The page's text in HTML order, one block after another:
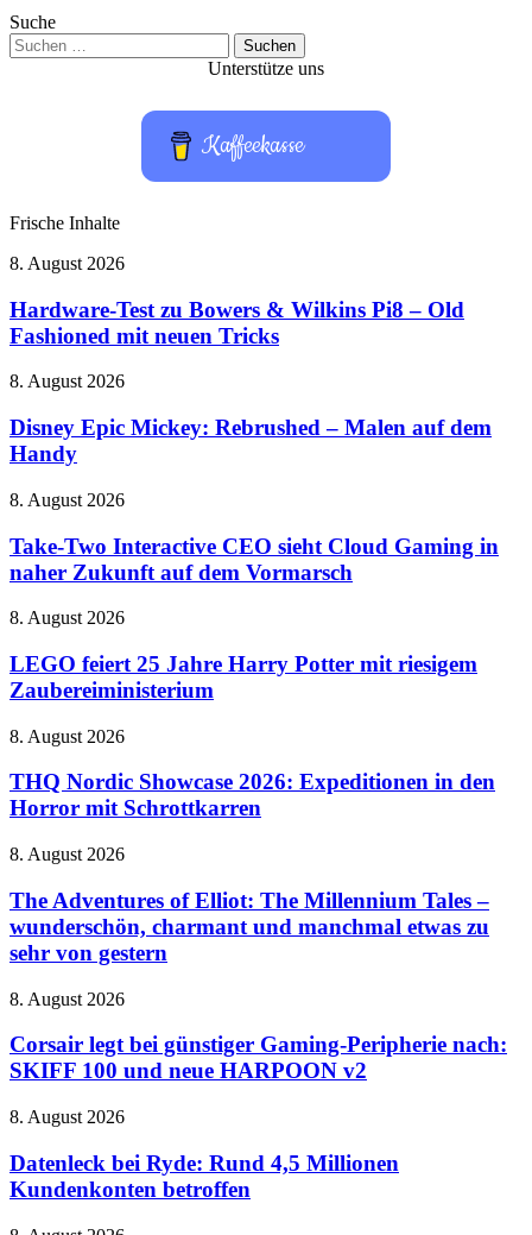
Suche
Suchen
nach:
Unterstütze uns
Kaffeekasse
Frische Inhalte
Hardware-
zu
Bowers
&
Pi8
Old
Fashioned
neuen
8. August 2026
Hardware-Test zu Bowers & Wilkins Pi8 – Old
Fashioned mit neuen Tricks
Disney
Mickey:
Rebrushed
–
auf
Handy
8. August 2026
Disney Epic Mickey: Rebrushed – Malen auf dem
Handy
Take-
Interactive
CEO
sieht
Gaming
naher
Zukunft
dem
8. August 2026
Take-Two Interactive CEO sieht Cloud Gaming in
naher Zukunft auf dem Vormarsch
LEGO
25
Jahre
Harry
mit
Zaubereiministerium
8. August 2026
LEGO feiert 25 Jahre Harry Potter mit riesigem
Zaubereiministerium
THQ
Showcase
2026:
Expeditionen
den
mit
Schrottkarren
8. August 2026
THQ Nordic Showcase 2026: Expeditionen in den
Horror mit Schrottkarren
The
of
Elliot:
The
Millennium
–
charmant
und
etwas
sehr
von
gestern
8. August 2026
The Adventures of Elliot: The Millennium Tales –
wunderschön, charmant und manchmal etwas zu
sehr von gestern
Corsair
bei
günstiger
Gaming-
nach:
100
und
8. August 2026
Corsair legt bei günstiger Gaming-Peripherie nach:
SKIFF 100 und neue HARPOON v2
Datenleck
Ryde:
Rund
4,5
8. August 2026
Datenleck bei Ryde: Rund 4,5 Millionen
Kundenkonten betroffen